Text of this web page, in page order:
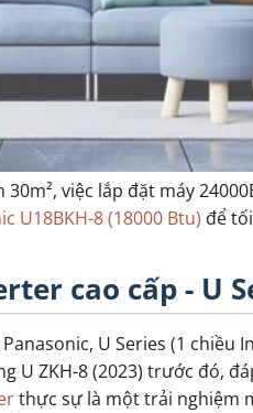
việc lắp đặt máy
U18BKH-8 (18000 Btu) để
cao cấp - U
U Series (1
ZKH-8 (2023) trước đó,
thực sự là một trải nghiệm